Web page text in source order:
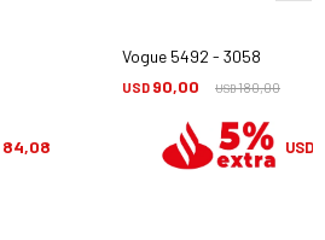
84,08
Vogue 5492 - 3058
USD 90,00 USD180,00
USD